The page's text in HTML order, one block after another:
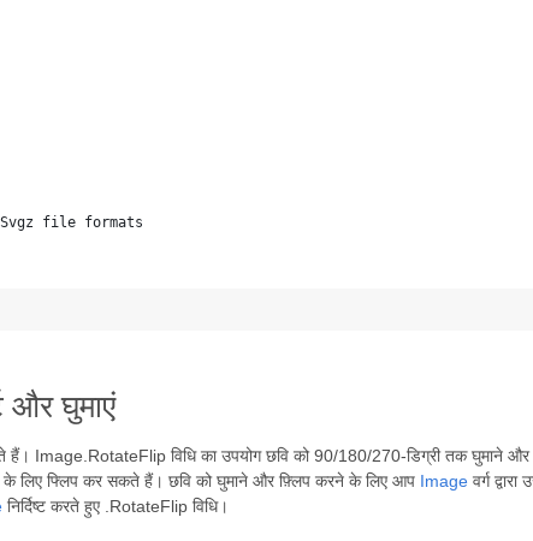
Svgz file formats
और घुमाएं
Image.RotateFlip विधि का उपयोग छवि को 90/180/270-डिग्री तक घुमाने और
के लिए फ्लिप कर सकते हैं। छवि को घुमाने और फ़्लिप करने के लिए आप Image वर्ग
निर्दिष्ट करते हुए .RotateFlip विधि।